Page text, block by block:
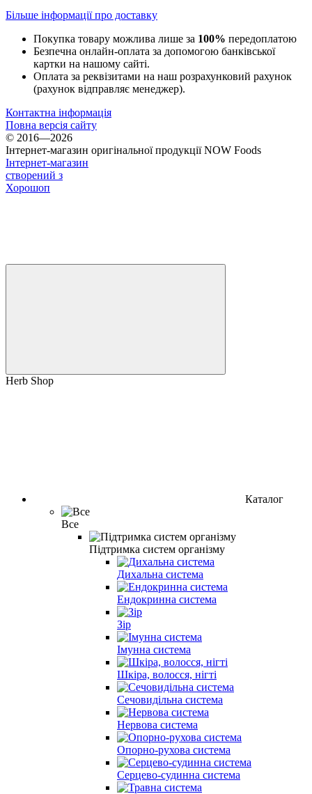
Більше інформації про доставку
Покупка товару можлива лише за 100% передоплатою
Безпечна онлайн-оплата за допомогою банківської
картки на нашому сайті.
Оплата за реквізитами на наш розрахунковий рахунок
(рахунок відправляє менеджер).
Контактна інформація
Повна версія сайту
© 2016—2026
Інтернет-магазин оригінальної продукції NOW Foods
Інтернет-магазин
створений з
Хорошоп
Herb Shop
Каталог
Все
Підтримка систем організму
Дихальна система
Ендокринна система
Зір
Імунна система
Шкіра, волосся, нігті
Сечовидільна система
Нервова система
Опорно-рухова система
Серцево-судинна система